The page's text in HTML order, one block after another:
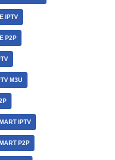
IPTV
P2P
M3U
IPTV
P2P